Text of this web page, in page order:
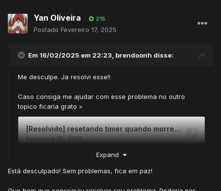
Yan Oliveira 215
Postado Fevereiro 17, 2025
Em 16/02/2025 em 22:23, brendoonh disse:
Me desculpe. Ja resolvi esse!!
Caso consiga me ajudar com esse problema no outro
topico ficaria grato >
Expand
Está desculpado! Sem problemas, fica em paz!